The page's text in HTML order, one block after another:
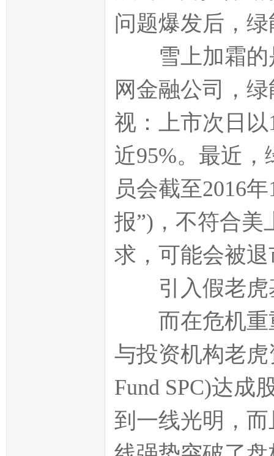
问题爆发后，
雪上加霜的
网金融公司，
视：上市次日以
近95%。最近
员会截至2016
报”)，不符合美
求，可能会被退
引入假老虎
而在危机重重
与投资机构老
Fund SPC)达成
到一线光明，